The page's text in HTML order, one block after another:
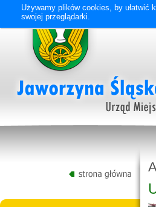
Używamy plików cookies, by ułatwić
swojej przeglądarki.